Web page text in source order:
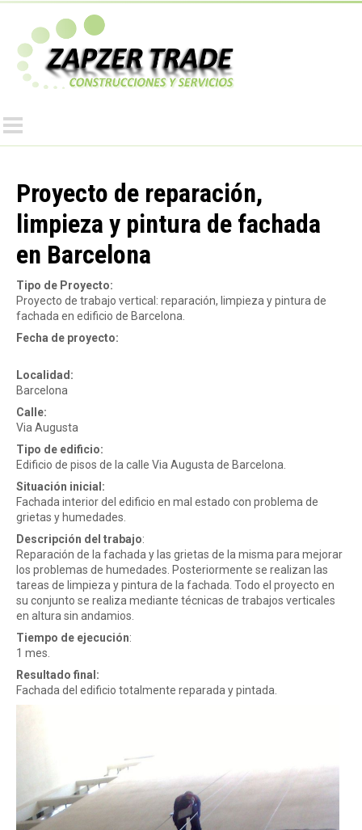
Pasar
contenido
principal
p
Proyecto de reparación,
limpieza y pintura de fachada
en Barcelona
Tipo de Proyecto:
Proyecto de trabajo vertical: reparación, limpieza y pintura de
fachada en edificio de Barcelona.
Fecha de proyecto:
Localidad:
Barcelona
Calle:
Via Augusta
Tipo de edificio:
Edificio de pisos de la calle Via Augusta de Barcelona.
Situación inicial:
Fachada interior del edificio en mal estado con problema de
grietas y humedades.
Descripción del trabajo:
Reparación de la fachada y las grietas de la misma para mejorar
los problemas de humedades. Posteriormente se realizan las
tareas de limpieza y pintura de la fachada. Todo el proyecto en
su conjunto se realiza mediante técnicas de trabajos verticales
en altura sin andamios.
Tiempo de ejecución:
1 mes.
Resultado final:
Fachada del edificio totalmente reparada y pintada.